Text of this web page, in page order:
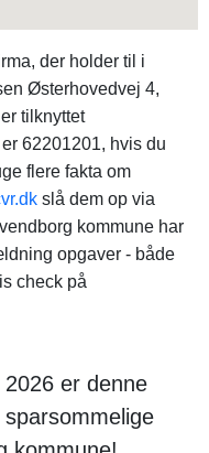
der holder til i
Østerhovedvej 4,
tilknyttet
62201201, hvis du
flere fakta om
slå dem op via
kommune har
opgaver - både
check på
er denne